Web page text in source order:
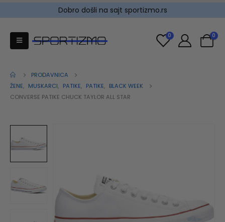
Dobro došli na sajt sportizmo.rs
0 0
PRODAVNICA
ŽENE, MUSKARCI, PATIKE, PATIKE, BLACK WEEK
CONVERSE PATIKE CHUCK TAYLOR ALL STAR